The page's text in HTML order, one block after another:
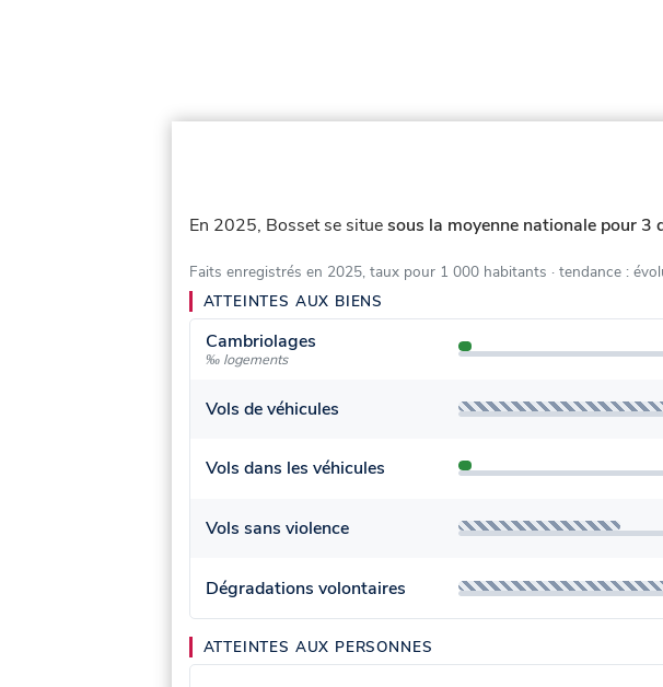
En 2025, Bosset se situesous la moyenne nationale pour 3
Faits enregistrés en 2025, taux pour 1 000 habitants · tendance :
ATTEINTES AUX BIENS
Cambriolages
‰ logements
Vols de véhicules
Vols dans les véhicules
Vols sans violence
Dégradations volontaires
ATTEINTES AUX PERSONNES